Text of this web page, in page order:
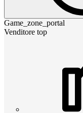
Game_zone_portal
Venditore top